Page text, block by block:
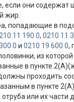
если они содержат
жир.
попадающие в
11 190 0, 0210 11
0 и 0210 19 600 0,
из
в пункте
проходить
в пункте
отруба или их части